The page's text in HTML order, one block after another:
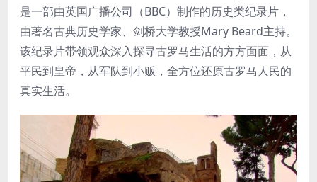
是一部由英国广播公司（BBC）制作的历史类纪录片，
由著名古典历史学家、剑桥大学教授Mary Beard主持。
该纪录片带领观众深入探寻古罗马生活的方方面面，从
平民到皇帝，从军队到小贩，全方位还原古罗马人民的
真实生活。